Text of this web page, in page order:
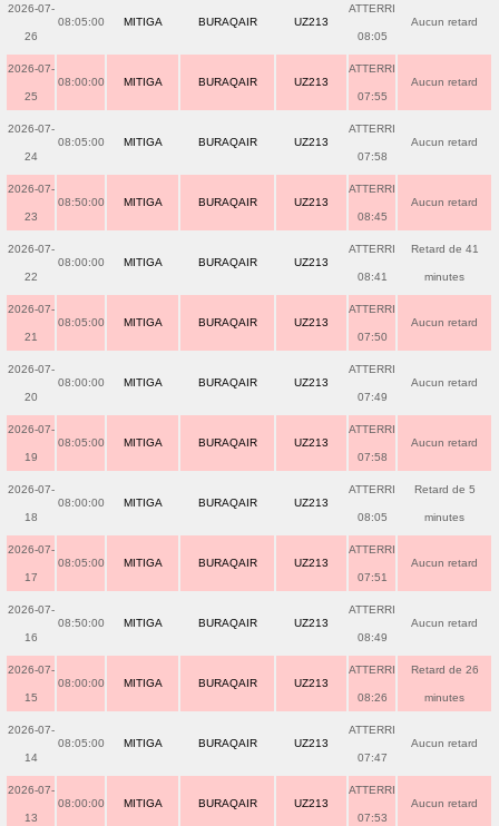
2026-07-
26
08:05:00 MITIGA BURAQAIR UZ213
ATTERRI
08:05
Aucun retard
2026-07-
25
08:00:00 MITIGA BURAQAIR UZ213
ATTERRI
07:55
Aucun retard
2026-07-
24
08:05:00 MITIGA BURAQAIR UZ213
ATTERRI
07:58
Aucun retard
2026-07-
23
08:50:00 MITIGA BURAQAIR UZ213
ATTERRI
08:45
Aucun retard
2026-07-
22
08:00:00 MITIGA BURAQAIR UZ213
ATTERRI
08:41
Retard de 41
minutes
2026-07-
21
08:05:00 MITIGA BURAQAIR UZ213
ATTERRI
07:50
Aucun retard
2026-07-
20
08:00:00 MITIGA BURAQAIR UZ213
ATTERRI
07:49
Aucun retard
2026-07-
19
08:05:00 MITIGA BURAQAIR UZ213
ATTERRI
07:58
Aucun retard
2026-07-
18
08:00:00 MITIGA BURAQAIR UZ213
ATTERRI
08:05
Retard de 5
minutes
2026-07-
17
08:05:00 MITIGA BURAQAIR UZ213
ATTERRI
07:51
Aucun retard
2026-07-
16
08:50:00 MITIGA BURAQAIR UZ213
ATTERRI
08:49
Aucun retard
2026-07-
15
08:00:00 MITIGA BURAQAIR UZ213
ATTERRI
08:26
Retard de 26
minutes
2026-07-
14
08:05:00 MITIGA BURAQAIR UZ213
ATTERRI
07:47
Aucun retard
2026-07-
13
08:00:00 MITIGA BURAQAIR UZ213
ATTERRI
07:53
Aucun retard